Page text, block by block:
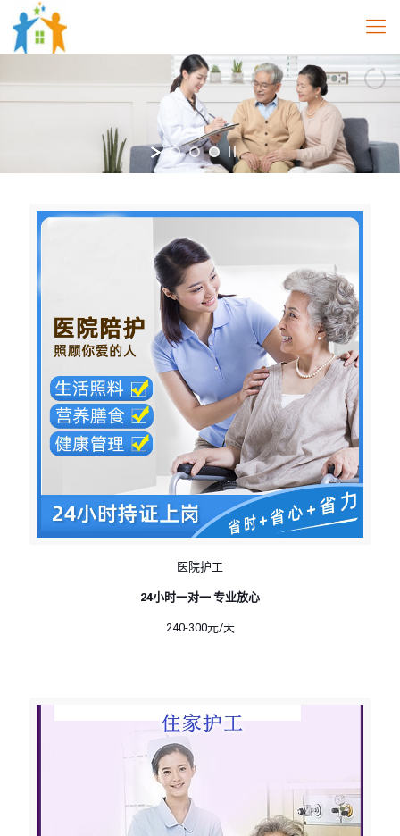
医院护工
24小时一对一 专业放心
240-300元/天